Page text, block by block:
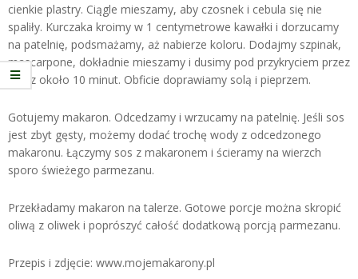
cienkie plastry. Ciągle mieszamy, aby czosnek i cebula się nie
spaliły. Kurczaka kroimy w 1 centymetrowe kawałki i dorzucamy
na patelnię, podsmażamy, aż nabierze koloru. Dodajmy szpinak,
mascarpone, dokładnie mieszamy i dusimy pod przykryciem przez
przez około 10 minut. Obficie doprawiamy solą i pieprzem.
Gotujemy makaron. Odcedzamy i wrzucamy na patelnię. Jeśli sos
jest zbyt gęsty, możemy dodać trochę wody z odcedzonego
makaronu. Łączymy sos z makaronem i ścieramy na wierzch
sporo świeżego parmezanu.
Przekładamy makaron na talerze. Gotowe porcje można skropić
oliwą z oliwek i poprószyć całość dodatkową porcją parmezanu.
Przepis i zdjęcie: www.mojemakarony.pl